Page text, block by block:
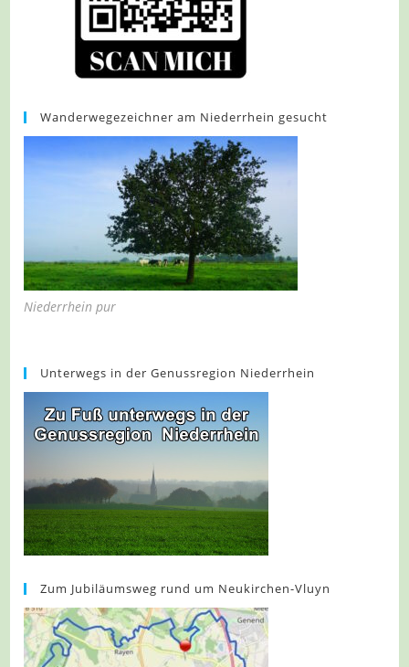
Wanderwegezeichner am Niederrhein gesucht
Niederrhein pur
Unterwegs in der Genussregion Niederrhein
Zum Jubiläumsweg rund um Neukirchen-Vluyn